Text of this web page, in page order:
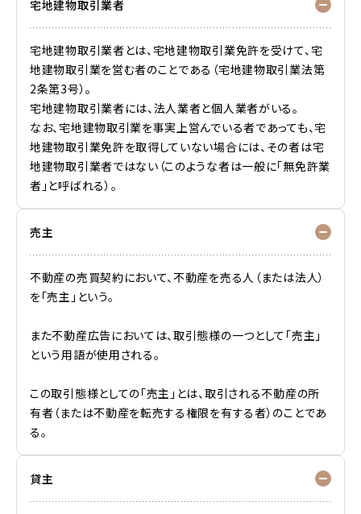
宅地建物取引業者
宅地建物取引業者とは、宅地建物取引業免許を受けて、宅
地建物取引業を営む者のことである（宅地建物取引業法第
2条第3号）。
宅地建物取引業者には、法人業者と個人業者がいる。
なお、宅地建物取引業を事実上営んでいる者であっても、宅
地建物取引業免許を取得していない場合には、その者は宅
地建物取引業者ではない（このような者は一般に「無免許業
者」と呼ばれる）。
売主
不動産の売買契約において、不動産を売る人（または法人）
を「売主」という。
また不動産広告においては、取引態様の一つとして「売主」
という用語が使用される。
この取引態様としての「売主」とは、取引される不動産の所
有者（または不動産を転売する権限を有する者）のことであ
る。
貸主